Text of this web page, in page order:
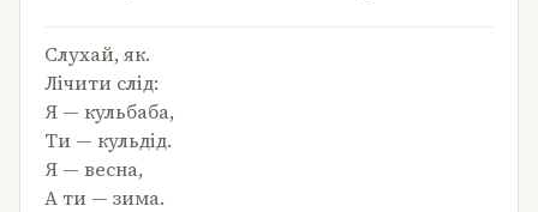
Слухай, як.
Лічити слід:
Я — кульбаба,
Ти — кульдід.
Я — весна,
А ти — зима.